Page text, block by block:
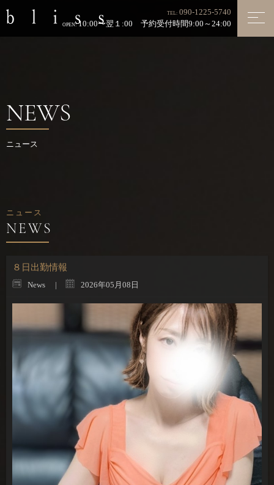
TEL: 090-1225-5740
OPEN:10:00〜翌１:00 予約受付時間9:00～24:00
NEWS
ニュース
ニュース
８日出勤情報
News 2026年05月08日